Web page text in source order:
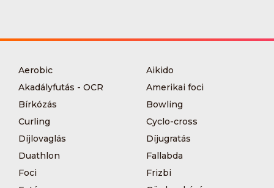
Aerobic
Aikido
Akadályfutás - OCR
Amerikai foci
Bírkózás
Bowling
Curling
Cyclo-cross
Díjlovaglás
Díjugratás
Duathlon
Fallabda
Foci
Frizbi